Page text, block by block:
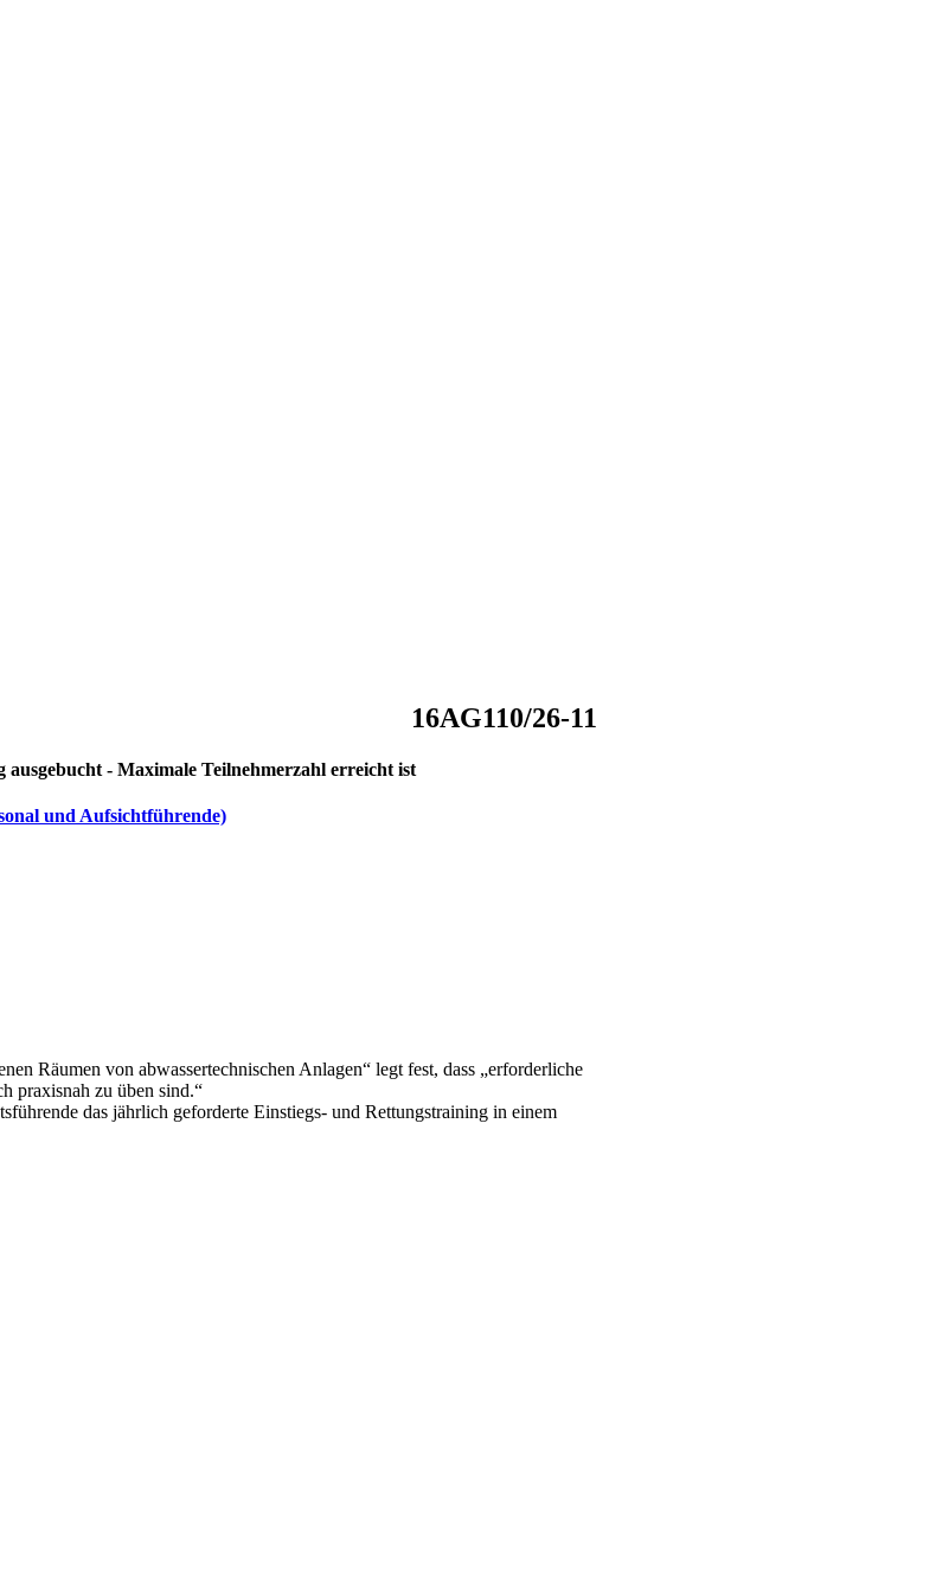
16AG110/26-11
- Maximale Teilnehmerzahl erreicht ist
und Aufsichtführende)
Räumen von abwassertechnischen Anlagen“ legt fest, dass „erforderliche
praxisnah zu üben sind.“
das jährlich geforderte Einstiegs- und Rettungstraining in einem